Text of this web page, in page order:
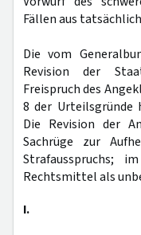
Fällen aus
Die vom
Revision der
Freispruch des
8 der Urteilsgründe
Die Revision der
Sachrüge zur
Strafausspruchs;
Rechtsmittel als
I.